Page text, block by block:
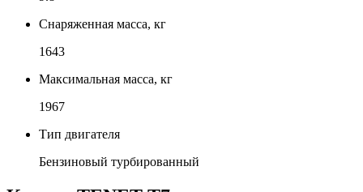
Снаряженная масса, кг
1643
Максимальная масса, кг
1967
Тип двигателя
Бензиновый турбированный